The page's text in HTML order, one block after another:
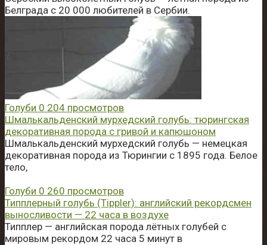
Белграда с 20 000 любителей в Сербии.
Голуби 0 204 просмотров
Шмалькальденский мурхедский голубь: тюрингская
декоративная порода с гривой и капюшоном
Шмалькальденский мурхедский голубь — немецкая
декоративная порода из Тюрингии с 1895 года. Белое
тело,
Голуби 0 260 просмотров
Типплерный голубь (Tippler): английский рекордсмен
выносливости — 22 часа в воздухе
Типплер — английская порода лётных голубей с
мировым рекордом 22 часа 5 минут в